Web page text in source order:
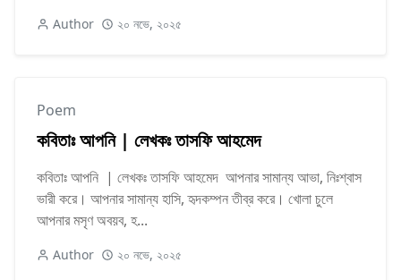
Author ২০ নভে, ২০২৫
Poem
কবিতাঃ আপনি | লেখকঃ তাসফি আহমেদ
কবিতাঃ আপনি | লেখকঃ তাসফি আহমেদ আপনার সামান্য আভা, নিঃশ্বাস
ভারী করে। আপনার সামান্য হাসি, হৃদকম্পন তীব্র করে। খোলা চুলে
আপনার মসৃণ অবয়ব, হ...
Author ২০ নভে, ২০২৫